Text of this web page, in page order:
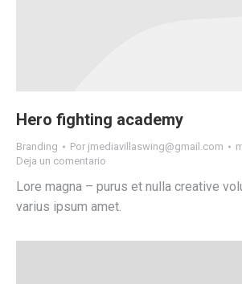
Hero fighting academy
Branding Por jmediavillaswing@gmail.com
Deja un comentario
Lore magna – purus et nulla creative
varius ipsum amet.